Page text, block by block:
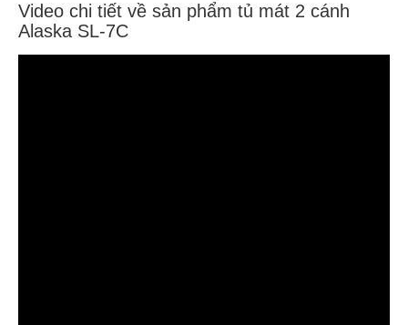
Video chi tiết về sản phẩm tủ mát 2 cánh
Alaska SL-7C